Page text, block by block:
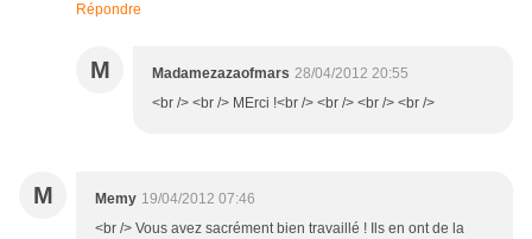
Répondre
M Madamezazaofmars 28/04/2012 20:55
<br /> <br /> MErci !<br /> <br /> <br /> <br />
M Memy 19/04/2012 07:46
<br /> Vous avez sacrément bien travaillé ! Ils en ont de la